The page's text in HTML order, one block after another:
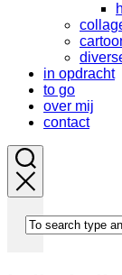
in opdracht
to go
over mij
contact